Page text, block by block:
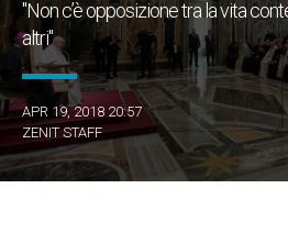
"Non c’è opposizione tra la vita
altri"
APR 19, 2018 20:57
ZENIT STAFF